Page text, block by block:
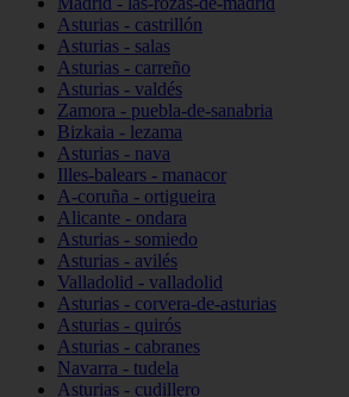
Asturias - castrillón
Asturias - salas
Asturias - carreño
Asturias - valdés
Zamora - puebla-de-sanabria
Bizkaia - lezama
Asturias - nava
Illes-balears - manacor
A-coruña - ortigueira
Alicante - ondara
Asturias - somiedo
Asturias - avilés
Valladolid - valladolid
Asturias - corvera-de-asturias
Asturias - quirós
Asturias - cabranes
Navarra - tudela
Asturias - cudillero